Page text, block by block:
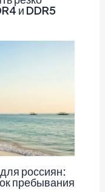
и DDR5
россиян:
пребывания